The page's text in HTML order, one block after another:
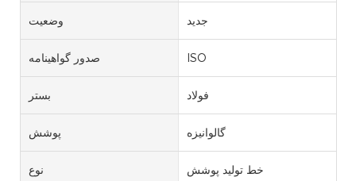
وضعیت جدید
صدور گواهینامه ISO
بستر فولاد
پوشش گالوانیزه
نوع خط تولید پوشش